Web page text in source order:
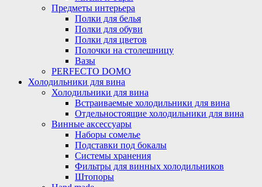
Предметы интерьера
Полки для белья
Полки для обуви
Полки для цветов
Полочки на столешницу
Вазы
PERFECTO DOMO
Холодильники для вина
Холодильники для вина
Встраиваемые холодильники для вина
Отдельностоящие холодильники для вина
Винные аксессуары
Наборы сомелье
Подставки под бокалы
Системы хранения
Фильтры для винных холодильников
Штопоры